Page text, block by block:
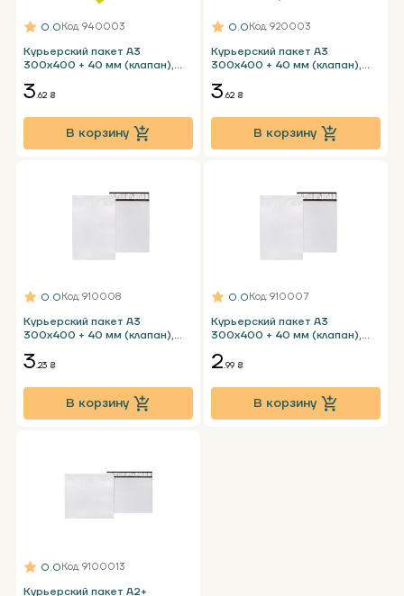
Курьерский пакет А3
300х400 + 40 мм (клапан),
0.0Код: 940003
3.62 ₴
В корзину
Курьерский пакет А3
300х400 + 40 мм (клапан),
0.0Код: 920003
3.62 ₴
В корзину
Курьерский пакет А3
300х400 + 40 мм (клапан),
0.0Код: 910008
3.23 ₴
В корзину
Курьерский пакет А3
300х400 + 40 мм (клапан),
0.0Код: 910007
2.99 ₴
В корзину
Курьерский пакет А2+
0.0Код: 9100013